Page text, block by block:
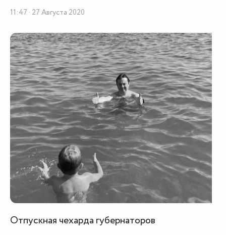
11:47 · 27 Августа 2020
Отпускная чехарда губернаторов